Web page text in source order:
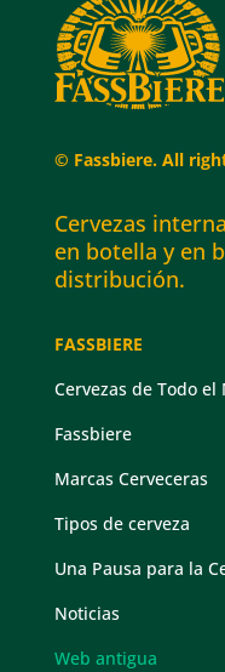
© Fassbiere. All
Cervezas
en botella y en
distribución.
FASSBIERE
Cervezas de Todo el
Fassbiere
Marcas Cerveceras
Tipos de cerveza
Una Pausa para la
Noticias
Web antigua